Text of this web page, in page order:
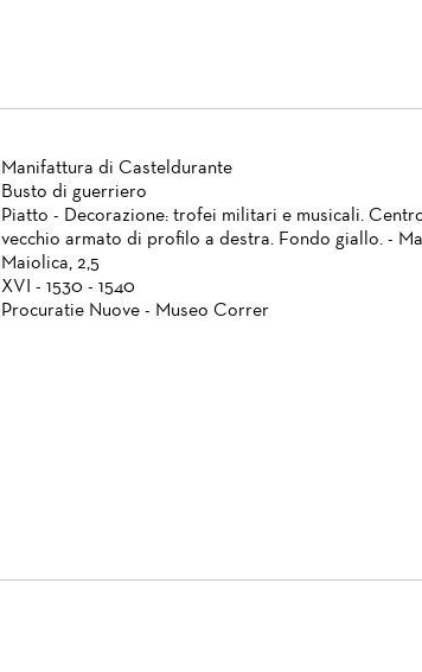
Manifattura di Casteldurante
Busto di guerriero
Piatto - Decorazione: trofei militari e musicali.
vecchio armato di profilo a destra. Fondo giallo. -
Maiolica, 2,5
XVI - 1530 - 1540
Procuratie Nuove - Museo Correr